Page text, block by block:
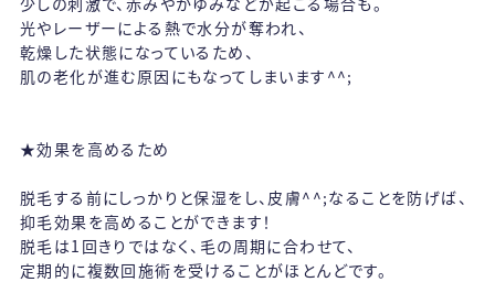
光やレーザーによる熱で水分が奪われ、
乾燥した状態になっているため、
肌の老化が進む原因にもなってしまいます^^;
★効果を高めるため
脱毛する前にしっかりと保湿をし、皮膚^^;なることを防げば、
抑毛効果を高めることができます！
脱毛は1回きりではなく、毛の周期に合わせて、
定期的に複数回施術を受けることがほとんどです。